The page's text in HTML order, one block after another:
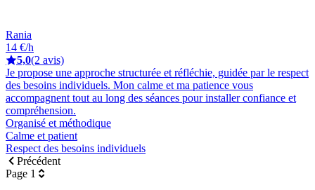
Rania
14 €/h
5,0(2 avis)
Je propose une approche structurée et réfléchie, guidée par le respect
des besoins individuels. Mon calme et ma patience vous
accompagnent tout au long des séances pour installer confiance et
compréhension.
Organisé et méthodique
Calme et patient
Respect des besoins individuels
Précédent
Page 1